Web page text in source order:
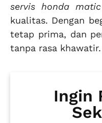
servis honda
kualitas. Dengan
tetap prima, dan
tanpa rasa khawatir.
Ingin